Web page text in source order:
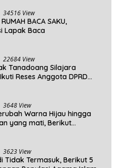
34516 View
BACA SAKU,
Lapak Baca
22684 View
Tanadoang Silajara
Reses Anggota DPRD
3648 View
Warna Hijau hingga
yang mati, Berikut
3623 View
Tidak Termasuk, Berikut 5